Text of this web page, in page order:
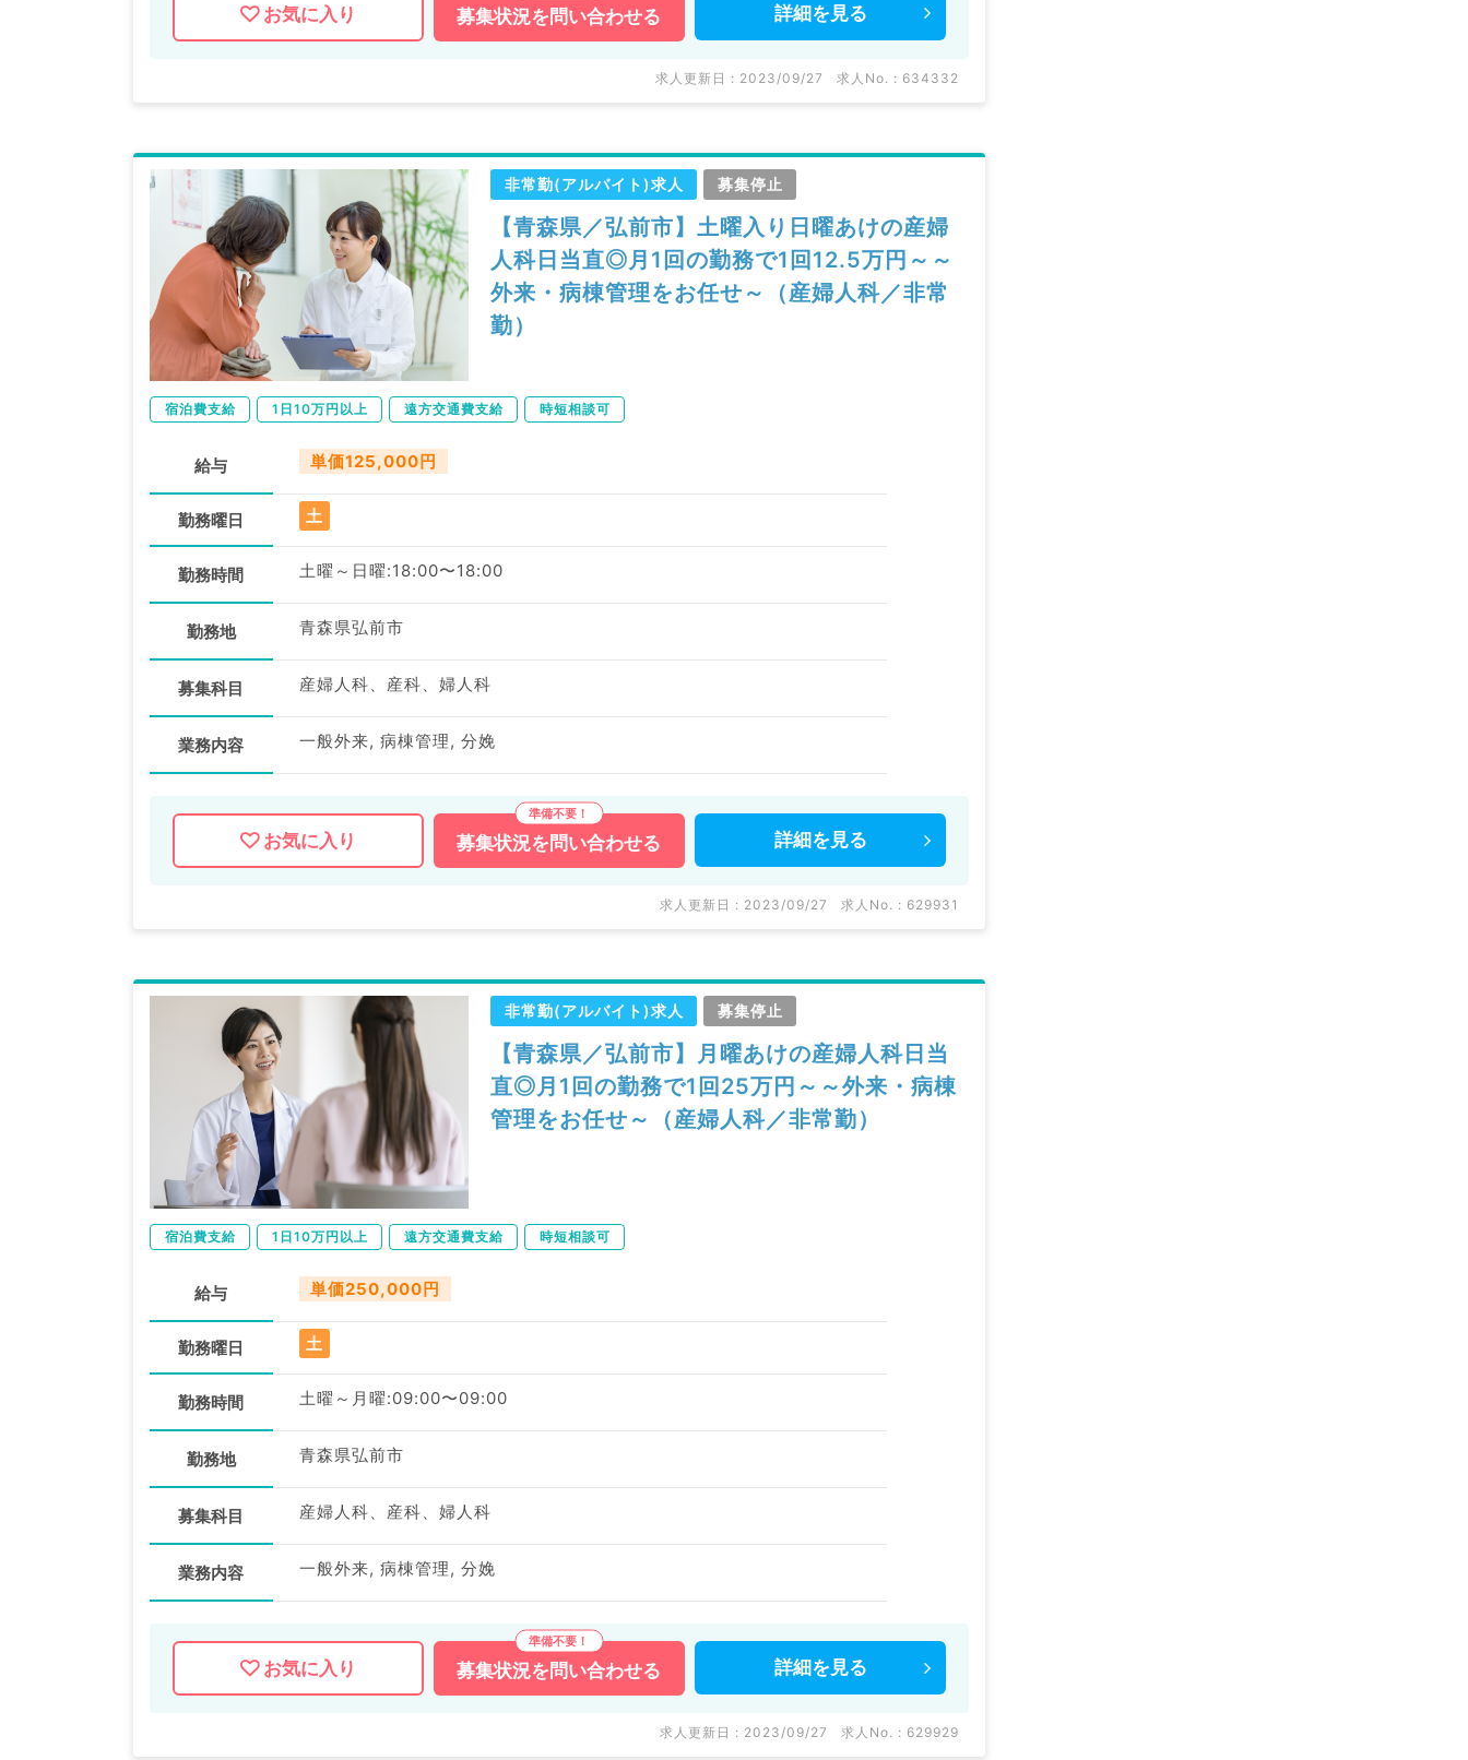
お気に入り 募集状況を 問い合わせる 詳細を 見る
求人更新日 : 2023/09/27 求人No. : 634332
非常勤(アルバイト)求人 募集停止
【青森県／弘前市】土曜入り日曜あけの産婦
人科日当直◎月1回の勤務で1回12.5万円～～
外来・病棟管理をお任せ～（産婦人科／非常
勤）
宿泊費支給 1日10万円以上 遠方交通費支給 時短相談可
給与 単価125,000円
勤務曜日 土
勤務時間 土曜～日曜:18:00〜18:00
勤務地 青森県弘前市
募集科目 産婦人科、産科、婦人科
業務内容 一般外来, 病棟管理, 分娩
お気に入り 募集状況を 問い合わせる 詳細を 見る
求人更新日 : 2023/09/27 求人No. : 629931
非常勤(アルバイト)求人 募集停止
【青森県／弘前市】月曜あけの産婦人科日当
直◎月1回の勤務で1回25万円～～外来・病棟
管理をお任せ～（産婦人科／非常勤）
宿泊費支給 1日10万円以上 遠方交通費支給 時短相談可
給与 単価250,000円
勤務曜日 土
勤務時間 土曜～月曜:09:00〜09:00
勤務地 青森県弘前市
募集科目 産婦人科、産科、婦人科
業務内容 一般外来, 病棟管理, 分娩
お気に入り 募集状況を 問い合わせる 詳細を 見る
求人更新日 : 2023/09/27 求人No. : 629929